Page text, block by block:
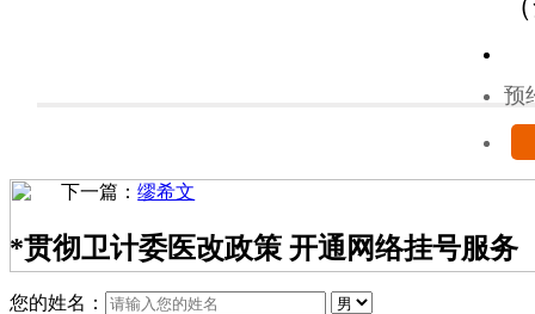
预
下一篇：缪希文
*贯彻卫计委医改政策 开通网络挂号服务
您的姓名：